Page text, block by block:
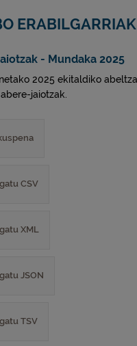
ERABILGARRIAK
- Mundaka 2025
2025 ekitaldiko
jaiotzak.
CSV
XML
JSON
TSV